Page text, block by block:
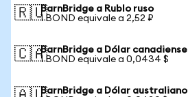
🇷🇺BarnBridge a Rublo ruso
1 BOND equivale a 2,52 ₽
🇨🇦BarnBridge a Dólar canadiense
1 BOND equivale a 0,0434 $
BarnBridge a Dólar australiano